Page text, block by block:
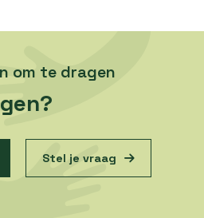
om te dragen
Stel je vraag